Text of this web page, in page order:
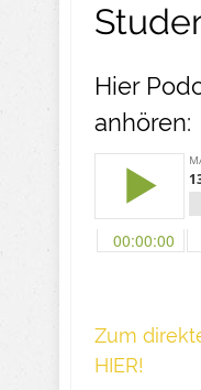
Hier
anhören:
Z um
HIER!